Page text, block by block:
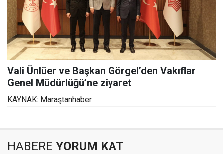
Vali Ünlüer ve Başkan Görgel’den Vakıflar
Genel Müdürlüğü’ne ziyaret
KAYNAK: Maraştanhaber
HABERE YORUM KAT